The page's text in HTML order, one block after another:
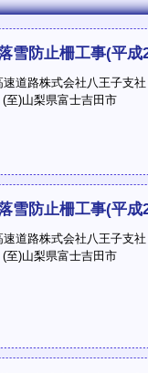
雪防止柵工事(平成
道路株式会社八王子支社
)山梨県富士吉田市
雪防止柵工事(平成
道路株式会社八王子支社
)山梨県富士吉田市